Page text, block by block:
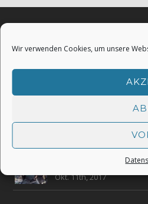
Wir verwenden Cookies, um unsere
BLOG & STORY
40 Jahre
Okt. 24th, 2017
Personen-Fahndung mit
Krone BIG X im
Okt. 11th, 2017